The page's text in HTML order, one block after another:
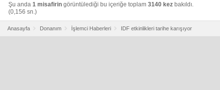
Şu anda 1 misafirin görüntülediği bu içeriğe toplam 3140 kez bakıldı.
(0,156 sn.)
Anasayfa Donanım İşlemci Haberleri IDF etkinlikleri tarihe karışıyor